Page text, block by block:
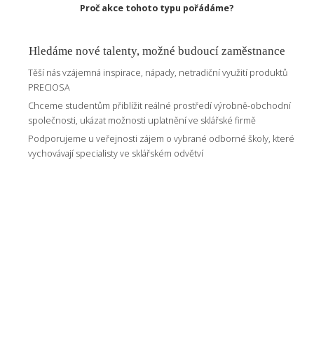
Proč akce tohoto typu pořádáme?
Hledáme nové talenty, možné budoucí zaměstnance
Těší nás vzájemná inspirace, nápady, netradiční využití produktů
PRECIOSA
Chceme studentům přiblížit reálné prostředí výrobně-obchodní
společnosti, ukázat možnosti uplatnění ve sklářské firmě
Podporujeme u veřejnosti zájem o vybrané odborné školy, které
vychovávají specialisty ve sklářském odvětví